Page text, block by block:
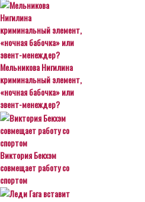
Мельникова Нигилина
криминальный элемент,
«ночная бабочка» или
эвент-менеждер?
Виктория Бекхэм
совмещает работу со
спортом